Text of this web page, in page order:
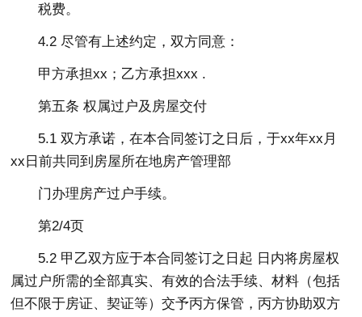
税费。
4.2 尽管有上述约定，双方同意：
甲方承担xx；乙方承担xxx .
第五条 权属过户及房屋交付
5.1 双方承诺，在本合同签订之日后，于xx年xx月
xx日前共同到房屋所在地房产管理部
门办理房产过户手续。
第2/4页
5.2 甲乙双方应于本合同签订之日起 日内将房屋权
属过户所需的全部真实、有效的合法手续、材料（包括
但不限于房证、契证等）交予丙方保管，丙方协助双方